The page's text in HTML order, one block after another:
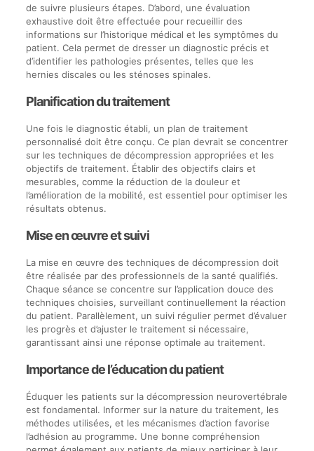
de suivre plusieurs étapes. D’abord, une évaluation
exhaustive doit être effectuée pour recueillir des
informations sur l’historique médical et les symptômes du
patient. Cela permet de dresser un diagnostic précis et
d’identifier les pathologies présentes, telles que les
hernies discales ou les sténoses spinales.
Planification du traitement
Une fois le diagnostic établi, un plan de traitement
personnalisé doit être conçu. Ce plan devrait se concentrer
sur les techniques de décompression appropriées et les
objectifs de traitement. Établir des objectifs clairs et
mesurables, comme la réduction de la douleur et
l’amélioration de la mobilité, est essentiel pour optimiser les
résultats obtenus.
Mise en œuvre et suivi
La mise en œuvre des techniques de décompression doit
être réalisée par des professionnels de la santé qualifiés.
Chaque séance se concentre sur l’application douce des
techniques choisies, surveillant continuellement la réaction
du patient. Parallèlement, un suivi régulier permet d’évaluer
les progrès et d’ajuster le traitement si nécessaire,
garantissant ainsi une réponse optimale au traitement.
Importance de l’éducation du patient
Éduquer les patients sur la décompression neurovertébrale
est fondamental. Informer sur la nature du traitement, les
méthodes utilisées, et les mécanismes d’action favorise
l’adhésion au programme. Une bonne compréhension